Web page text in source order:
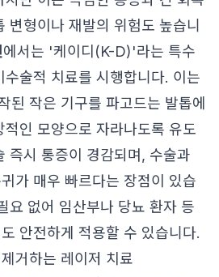
변형이나 재발의 위험도 높습니
에서는 '케이디(K-D)'라는 특수
술적 치료를 시행합니다. 이는
된 작은 기구를 파고드는 발톱에
인 모양으로 자라나도록 유도
즉시 통증이 경감되며, 수술과
가 매우 빠르다는 장점이 있습
요 없어 임산부나 당뇨 환자 등
안전하게 적용할 수 있습니다.
거하는 레이저 치료